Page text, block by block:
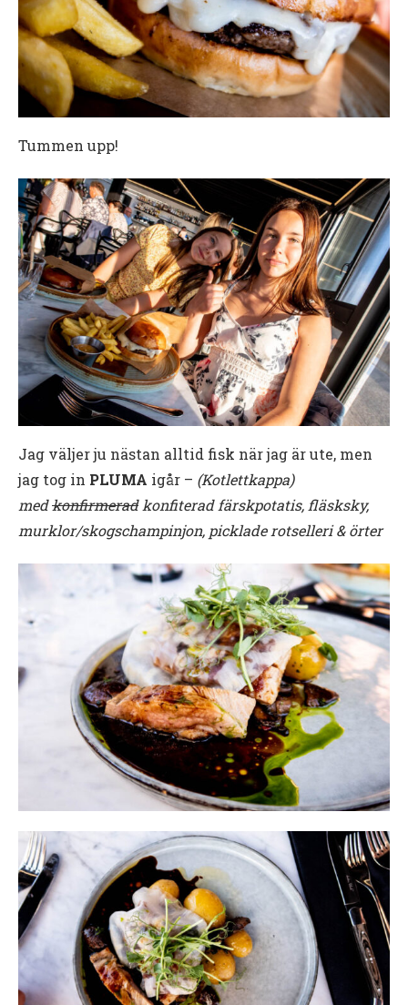
Tummen upp!
Jag väljer ju nästan alltid fisk när jag är ute, men
jag tog in PLUMA igår – (Kotlettkappa)
medkonfirmeradkonfiterad färskpotatis, fläsksky,
murklor/skogschampinjon, picklade rotselleri & örter